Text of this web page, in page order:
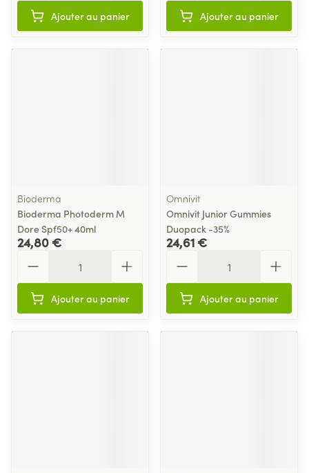
Ajouter au panier Ajouter au panier
Bioderma
Bioderma Photoderm M
Dore Spf50+ 40ml
24,80 €
Ajouter au panier
Omnivit
Omnivit Junior Gummies
Duopack -35%
24,61 €
Ajouter au panier